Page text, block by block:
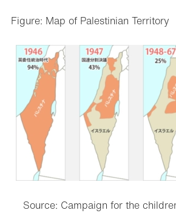
Figure: Map of Palestinian Territory
Source: Campaign for the